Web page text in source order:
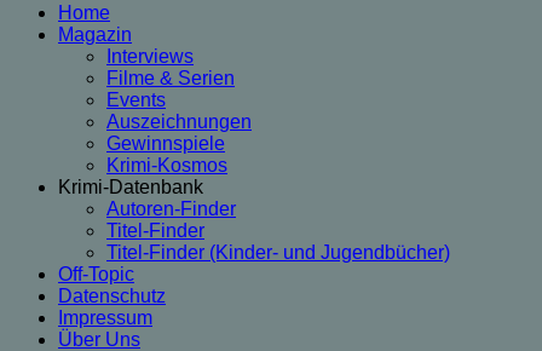
Home
Magazin
Interviews
Filme & Serien
Events
Auszeichnungen
Gewinnspiele
Krimi-Kosmos
Krimi-Datenbank
Autoren-Finder
Titel-Finder
Titel-Finder (Kinder- und Jugendbücher)
Off-Topic
Datenschutz
Impressum
Über Uns